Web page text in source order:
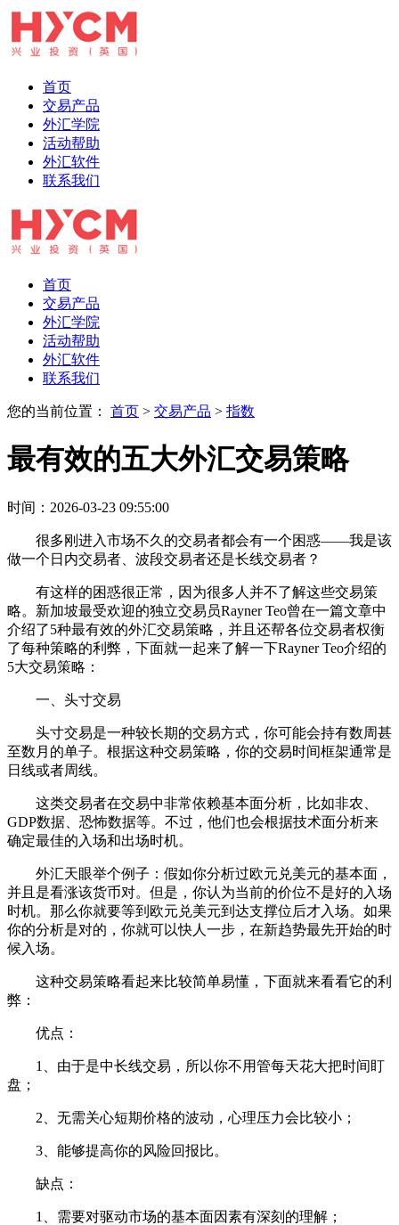
首页
交易产品
外汇学院
活动帮助
外汇软件
联系我们
首页
交易产品
外汇学院
活动帮助
外汇软件
联系我们
您的当前位置： 首页 > 交易产品 > 指数
最有效的五大外汇交易策略
时间：2026-03-23 09:55:00
很多刚进入市场不久的交易者都会有一个困惑——我是该
做一个日内交易者、波段交易者还是长线交易者？
有这样的困惑很正常，因为很多人并不了解这些交易策
略。新加坡最受欢迎的独立交易员Rayner Teo曾在一篇文章中
介绍了5种最有效的外汇交易策略，并且还帮各位交易者权衡
了每种策略的利弊，下面就一起来了解一下Rayner Teo介绍的
5大交易策略：
一、头寸交易
头寸交易是一种较长期的交易方式，你可能会持有数周甚
至数月的单子。根据这种交易策略，你的交易时间框架通常是
日线或者周线。
这类交易者在交易中非常依赖基本面分析，比如非农、
GDP数据、恐怖数据等。不过，他们也会根据技术面分析来
确定最佳的入场和出场时机。
外汇天眼举个例子：假如你分析过欧元兑美元的基本面，
并且是看涨该货币对。但是，你认为当前的价位不是好的入场
时机。那么你就要等到欧元兑美元到达支撑位后才入场。如果
你的分析是对的，你就可以快人一步，在新趋势最先开始的时
候入场。
这种交易策略看起来比较简单易懂，下面就来看看它的利
弊：
优点：
1、由于是中长线交易，所以你不用管每天花大把时间盯
盘；
2、无需关心短期价格的波动，心理压力会比较小；
3、能够提高你的风险回报比。
缺点：
1、需要对驱动市场的基本面因素有深刻的理解；